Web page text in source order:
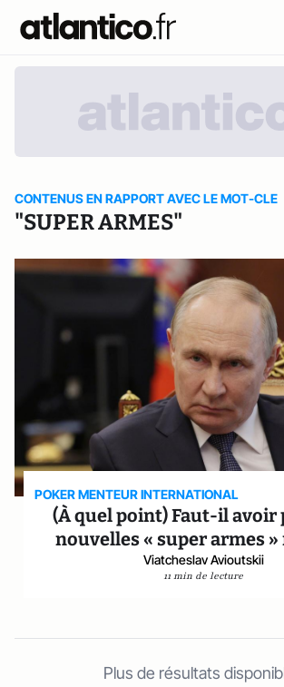
CONTENUS EN RAPPORT AVEC LE MOT-CLE
"SUPER ARMES"
POKER MENTEUR INTERNATIONAL
(À quel point) Faut-il avoir
nouvelles « super armes »
Viatcheslav Avioutskii
11 min de lecture
Plus de résultats